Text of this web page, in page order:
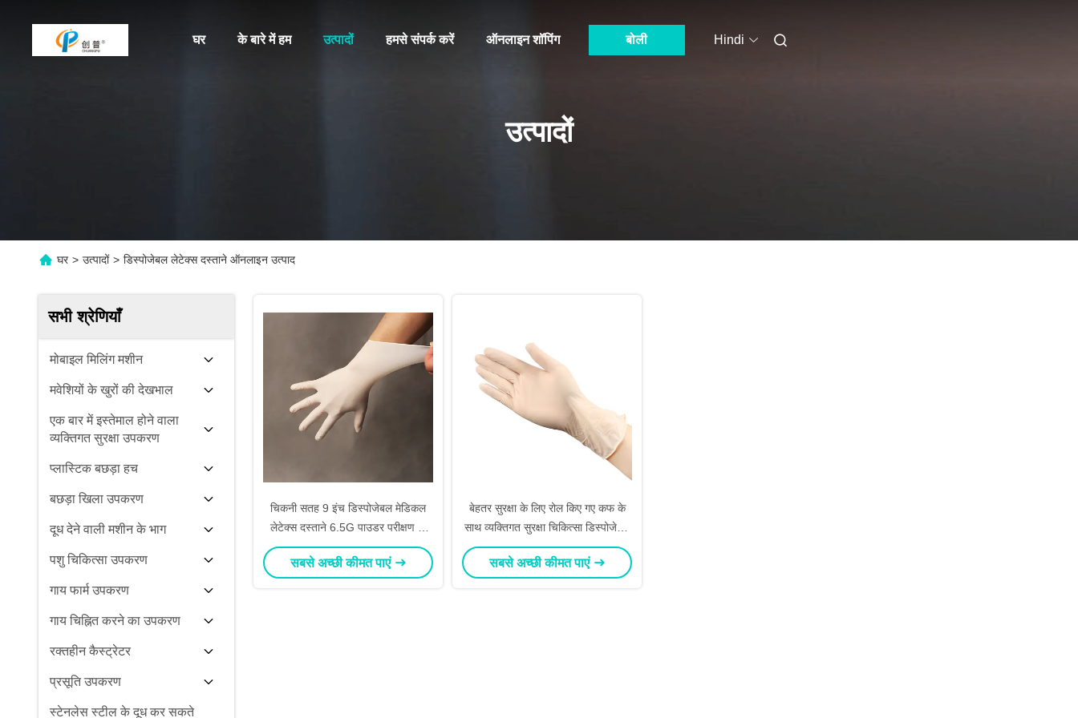
घर के बारे में हम उत्पादों हमसे संपर्क करें ऑनलाइन शॉपिंग बोली Hindi
उत्पादों
घर > उत्पादों > डिस्पोजेबल लेटेक्स दस्ताने ऑनलाइन उत्पाद
सभी श्रेणियाँ
मोबाइल मिलिंग मशीन
मवेशियों के खुरों की देखभाल
एक बार में इस्तेमाल होने वाला
व्यक्तिगत सुरक्षा उपकरण
प्लास्टिक बछड़ा हच
बछड़ा खिला उपकरण
दूध देने वाली मशीन के भाग
पशु चिकित्सा उपकरण
गाय फार्म उपकरण
गाय चिह्नित करने का उपकरण
रक्तहीन कैस्ट्रेटर
प्रसूति उपकरण
स्टेनलेस स्टील के दूध कर सकते
चिकनी सतह 9 इंच डिस्पोजेबल मेडिकल
लेटेक्स दस्ताने 6.5G पाउडर परीक्षण के
लिए निःशुल्क
सबसे अच्छी कीमत पाएं
बेहतर सुरक्षा के लिए रोल किए गए कफ के
साथ व्यक्तिगत सुरक्षा चिकित्सा डिस्पोजेबल
लेटेक्स दस्ताने
सबसे अच्छी कीमत पाएं